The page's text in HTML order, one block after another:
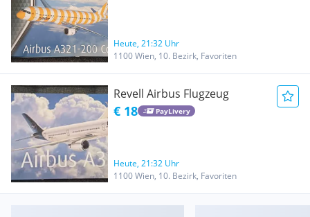
Heute, 21:32 Uhr
1100 Wien, 10. Bezirk, Favoriten
Revell Airbus Flugzeug
€ 18 PayLivery
Heute, 21:32 Uhr
1100 Wien, 10. Bezirk, Favoriten